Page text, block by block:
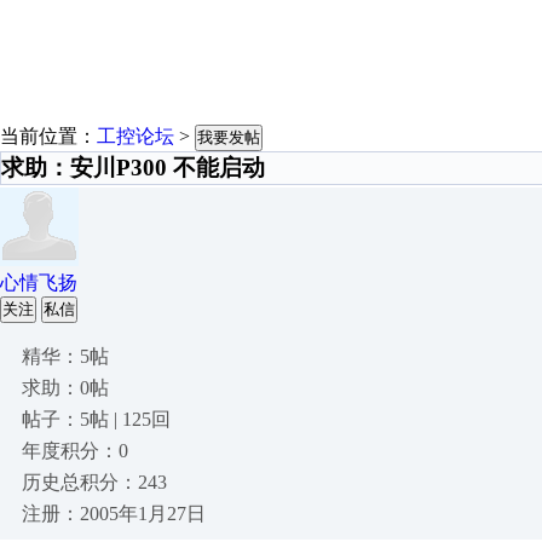
当前位置： 工控论坛 > 我要发帖
求助：安川P300 不能启动
心情飞扬
关注 私信
精华：5帖
求助：0帖
帖子：5帖 | 125回
年度积分：0
历史总积分：243
注册：2005年1月27日